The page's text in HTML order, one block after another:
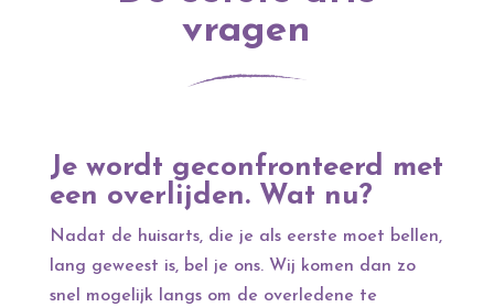
vragen
Je wordt geconfronteerd met
een overlijden. Wat nu?
Nadat de huisarts, die je als eerste moet bellen,
lang geweest is, bel je ons. Wij komen dan zo
snel mogelijk langs om de overledene te